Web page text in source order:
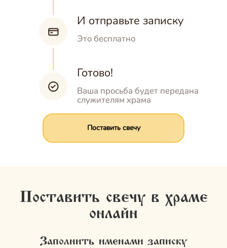
И отправьте записку
Это бесплатно
Готово!
Ваша просьба будет передана
служителям храма
Поставить свечу
Поставить свечу в храме
онлайн
Заполнить именами записку